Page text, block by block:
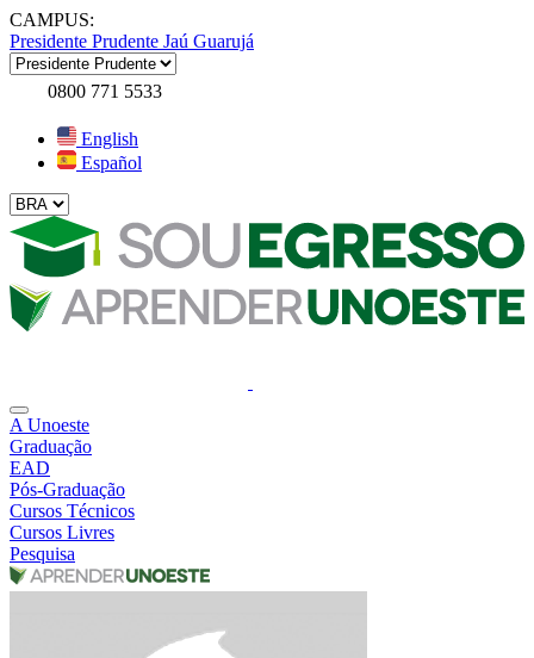
CAMPUS:
Presidente Prudente Jaú Guarujá
0800 771 5533
English
Español
A Unoeste
Graduação
EAD
Pós-Graduação
Cursos Técnicos
Cursos Livres
Pesquisa